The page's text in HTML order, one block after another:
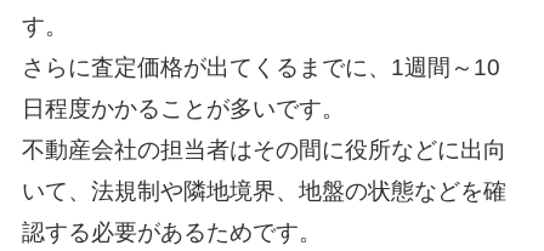
す。
さらに査定価格が出てくるまでに、1週間～10
日程度かかることが多いです。
不動産会社の担当者はその間に役所などに出向
いて、法規制や隣地境界、地盤の状態などを確
認する必要があるためです。